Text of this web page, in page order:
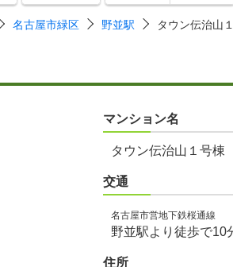
名古屋市緑区 野並駅 タウン伝治山
マンション名
タウン伝治山１号棟
交通
名古屋市営地下鉄桜通線
野並駅より徒歩で10
住所